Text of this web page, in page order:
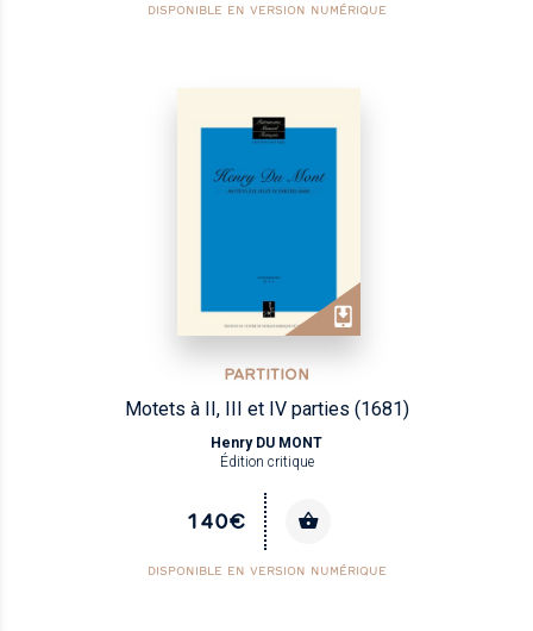
DISPONIBLE EN VERSION NUMÉRIQUE
PARTITION
Motets à II, III et IV parties (1681)
Henry DU MONT
Édition critique
140€
DISPONIBLE EN VERSION NUMÉRIQUE